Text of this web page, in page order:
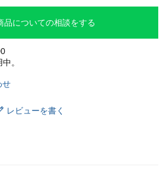
品についての相談をする
。
せ
レビューを書く